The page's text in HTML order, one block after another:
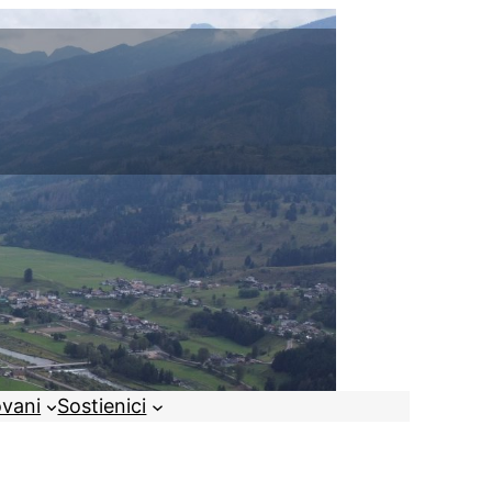
Sostienici